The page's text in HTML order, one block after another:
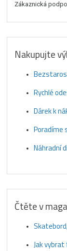
Zákaznická
Nakupujte
Rychlé
Dárek k
Poradíme
Náhradní
Čtěte v
Jak